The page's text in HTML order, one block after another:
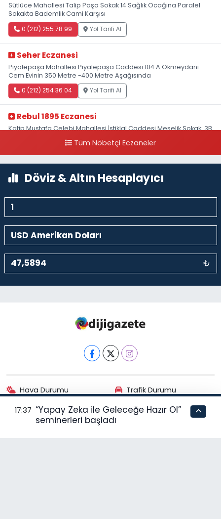
Sütlüce Mahallesi Talip Paşa Sokak 14 Sağlık Ocağına Paralel
Sokakta Bademlik Cami Karşısı
0 (212) 255 78 99 Yol Tarifi Al
Seher Eczanesi
Piyalepaşa Mahallesi Piyalepaşa Caddesi 104 A Okmeydanı
Cem Evinin 350 Metre -400 Metre Aşağısında
0 (212) 254 36 04 Yol Tarifi Al
Rebul 1895 Eczanesi
Katip Mustafa Çelebi Mahallesi İstiklal Caddesi Meşelik Sokak, 3B
Tüm Nöbetçi Eczaneler
Döviz & Altın Hesaplayıcı
₺
Hava Durumu Trafik Durumu
Puan Durumu ve Fikstür Tüm Manşetler
17:37 “Yapay Zeka ile Geleceğe Hazır Ol”
seminerleri başladı